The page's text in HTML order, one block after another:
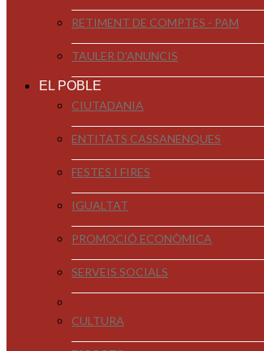
RETIMENT DE COMPTES - PAM
TAULER D'ANUNCIS
EL POBLE
CIUTADANIA
ENTITATS CASSANENQUES
FESTES I FIRES
IGUALTAT
PROMOCIÓ ECONÒMICA
SERVEIS SOCIALS
CULTURA